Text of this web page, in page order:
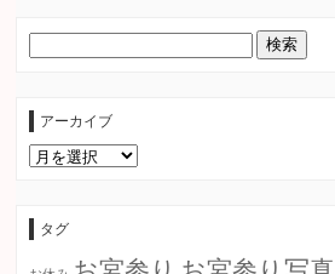
アーカイブ
ア
ー
タグ